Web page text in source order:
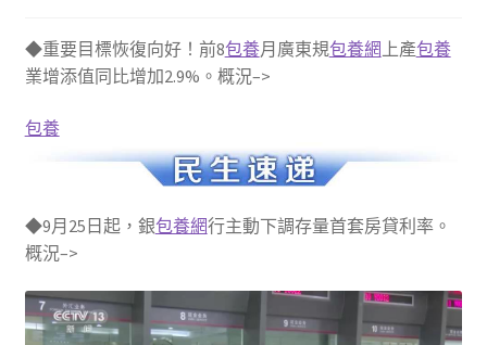
◆重要目標恢復向好！前8包養月廣東規包養網上產包養
業增添值同比增加2.9%。概況–>
包養
◆9月25日起，銀包養網行主動下調存量首套房貸利率。
概況–>